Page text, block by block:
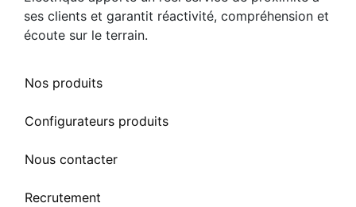
ses clients et garantit réactivité, compréhension et
écoute sur le terrain.
Nos produits
Configurateurs produits
Nous contacter
Recrutement